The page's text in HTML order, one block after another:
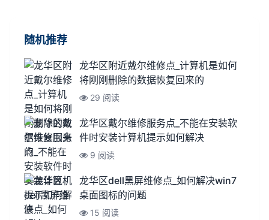
随机推荐
龙华区附近戴尔维修点_计算机是如何
将刚刚删除的数据恢复回来的
29 阅读
龙华区戴尔维修服务点_不能在安装软
件时安装计算机提示如何解决
9 阅读
龙华区dell黑屏维修点_如何解决win7
桌面图标的问题
15 阅读